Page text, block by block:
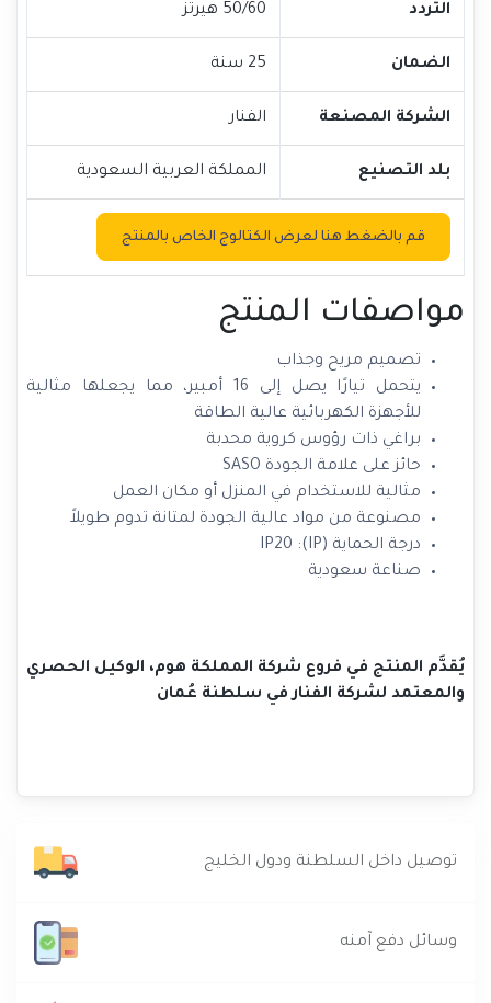
التردد 50/60 هيرتز
الضمان 25 سنة
الشركة المصنعة الفنار
بلد التصنيع المملكة العربية السعودية
قم بالضغط هنا لعرض الكتالوج الخاص بالمنتج
مواصفات المنتج
تصميم مريح وجذاب
يتحمل تيارًا يصل إلى 16 أمبير، مما يجعلها مثالية
للأجهزة الكهربائية عالية الطاقة
براغي ذات رؤوس كروية محدبة
حائز على علامة الجودة SASO
مثالية للاستخدام في المنزل أو مكان العمل
مصنوعة من مواد عالية الجودة لمتانة تدوم طويلاً
درجة الحماية (IP): IP20
صناعة سعودية
يُقدَّم المنتج في فروع شركة المملكة هوم، الوكيل الحصري
والمعتمد لشركة الفنار في سلطنة عُمان
توصيل داخل السلطنة ودول الخليج
وسائل دفع آمنه